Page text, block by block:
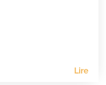
Lire